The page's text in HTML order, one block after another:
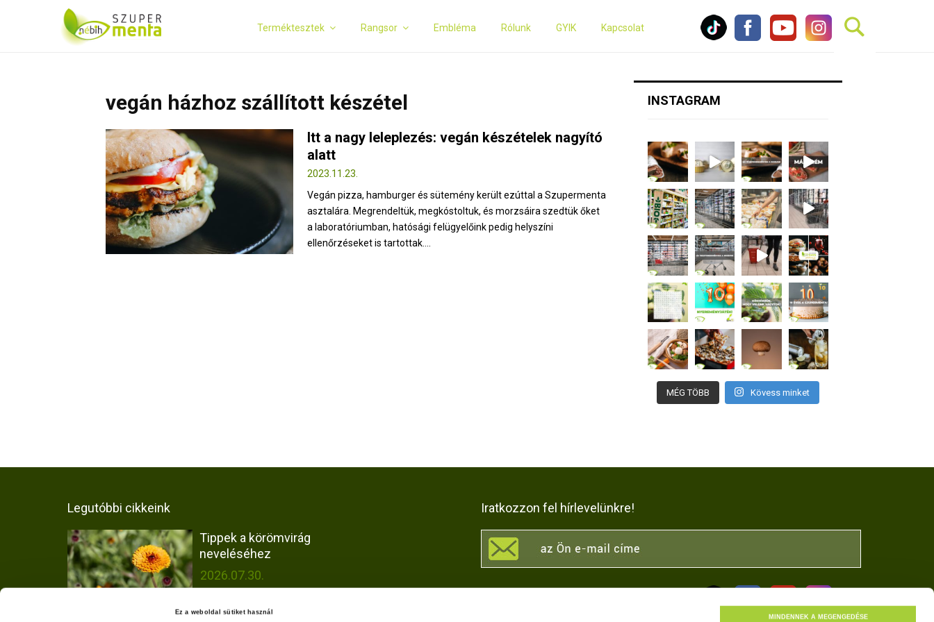
Ez a weboldal sütiket használ
MINDENNEK A MEGENGEDÉSE
Terméktesztek Rangsor Embléma Rólunk GYIK Kapcsolat
vegán házhoz szállított készétel
Itt a nagy leleplezés: vegán készételek nagyító
alatt
2023.11.23.
Vegán pizza, hamburger és sütemény került ezúttal a Szupermenta
asztalára. Megrendeltük, megkóstoltuk, és morzsáira szedtük őket
a laboratóriumban, hatósági felügyelőink pedig helyszíni
ellenőrzéseket is tartottak....
INSTAGRAM
MÉG TÖBB Kövess minket
Legutóbbi cikkeink
Tippek a körömvirág
neveléséhez
2026.07.30.
Iratkozzon fel hírlevelünkre!